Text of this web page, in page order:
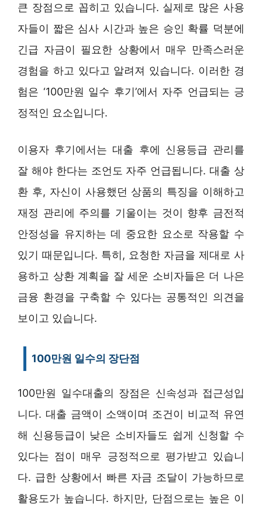
큰 장점으로 꼽히고 있습니다. 실제로 많은 사용
자들이 짧은 심사 시간과 높은 승인 확률 덕분에
긴급 자금이 필요한 상황에서 매우 만족스러운
경험을 하고 있다고 알려져 있습니다. 이러한 경
험은 ‘100만원 일수 후기’에서 자주 언급되는 긍
정적인 요소입니다.
이용자 후기에서는 대출 후에 신용등급 관리를
잘 해야 한다는 조언도 자주 언급됩니다. 대출 상
환 후, 자신이 사용했던 상품의 특징을 이해하고
재정 관리에 주의를 기울이는 것이 향후 금전적
안정성을 유지하는 데 중요한 요소로 작용할 수
있기 때문입니다. 특히, 요청한 자금을 제대로 사
용하고 상환 계획을 잘 세운 소비자들은 더 나은
금융 환경을 구축할 수 있다는 공통적인 의견을
보이고 있습니다.
100만원 일수의 장단점
100만원 일수대출의 장점은 신속성과 접근성입
니다. 대출 금액이 소액이며 조건이 비교적 유연
해 신용등급이 낮은 소비자들도 쉽게 신청할 수
있다는 점이 매우 긍정적으로 평가받고 있습니
다. 급한 상황에서 빠른 자금 조달이 가능하므로
활용도가 높습니다. 하지만, 단점으로는 높은 이